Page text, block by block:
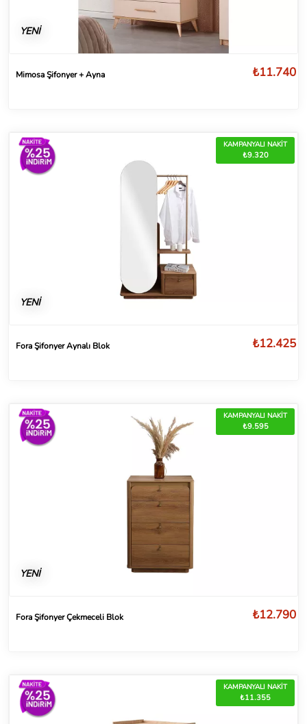
YENİ
Mimosa Şifonyer + Ayna ₺11.740
KAMPANYALI NAKİT
₺9.320
YENİ
Fora Şifonyer Aynalı Blok ₺12.425
KAMPANYALI NAKİT
₺9.595
YENİ
Fora Şifonyer Çekmeceli Blok ₺12.790
KAMPANYALI NAKİT
₺11.355